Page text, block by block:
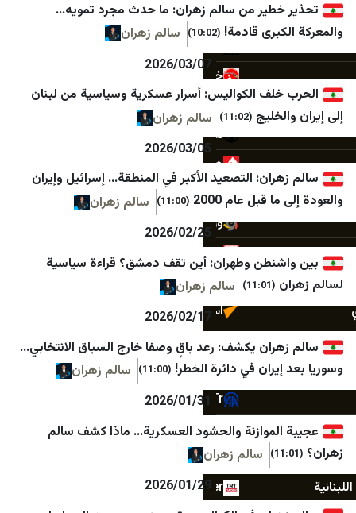
جنگ پژوهی
خبر فوری newscenter
مشرق نیوز
هرانا
همشهری آنلاین
هم‌میهن
ورزش سه
وطن امروز
بی بی سی
اسپوتنیک ایران
الجادّة
ايران بالعراقي اندبندنت
Milliyet
CNN TURK
Israel Defense Forces
Jerusalem Post
Maariv
ynet
Shakuf
The Knesset
דיווחים חמים מהשטח
🎗️חדשות ישראל IL
من سالم زهران: ما حدث مجرد تمويه…
قادمة! (10:02)
سالم زهران
2026/03/07
الكواليس: أسرار عسكرية وسياسية من لبنان
(11:02)
سالم زهران
2026/03/05
التصعيد الأكبر في المنطقة… إسرائيل وإيران
عام 2000
(11:00)
سالم زهران
2026/02/25
وطهران: أين تقف دمشق؟ قراءة سياسية
سالم زهران
2026/02/17
يكشف: رعد باقٍ وصفا خارج السباق الانتخابي…
في دائرة الخطر! (11:00)
سالم زهران
2026/01/31
والحشود العسكرية… ماذا كشف سالم
سالم زهران
2026/01/29